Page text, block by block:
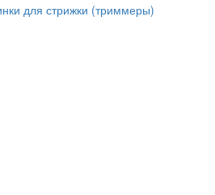
для стрижки (триммеры)